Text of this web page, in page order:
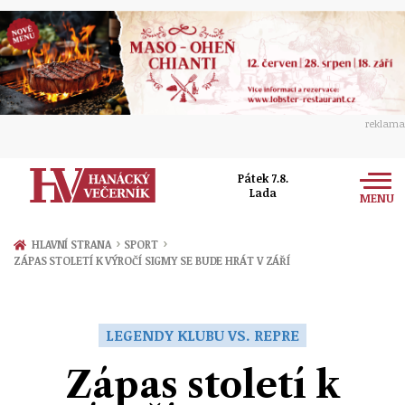
reklama
Pátek 7.8.
Lada
MENU
Zprávy
Přerov
Ekonomika
Sport
HLAVNÍ STRANA › SPORT ›
ZÁPAS STOLETÍ K VÝROČÍ SIGMY SE BUDE HRÁT V ZÁŘÍ
LEGENDY KLUBU VS. REPRE
Zápas století k